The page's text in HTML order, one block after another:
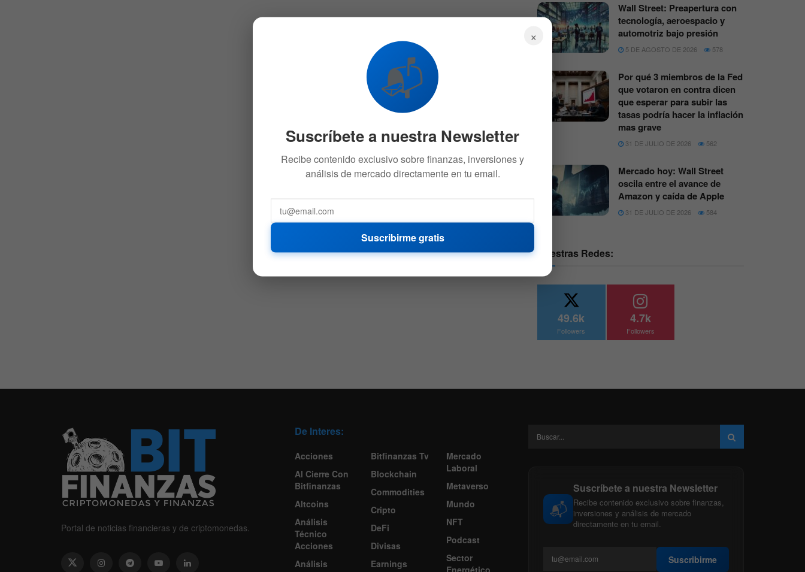
Wall Street: Preapertura con
tecnología, aeroespacio y
automotriz bajo presión
5 DE AGOSTO DE 2026 578
Por qué 3 miembros de la Fed
que votaron en contra dicen
que esperar para subir las
tasas podría hacer la inflación
mas grave
31 DE JULIO DE 2026 562
Mercado hoy: Wall Street
oscila entre el avance de
Amazon y caída de Apple
31 DE JULIO DE 2026 584
Nuestras Redes:
49.6k
Followers
4.7k
Followers
Portal de noticias financieras y de criptomonedas.
De Interes:
Acciones
Al Cierre Con
Bitfinanzas
Altcoins
Análisis
Técnico
Acciones
Análisis
Bitfinanzas Tv
Blockchain
Commodities
Cripto
DeFi
Divisas
Earnings
Mercado
Laboral
Metaverso
Mundo
NFT
Podcast
Sector
Energético
📬
Suscríbete a nuestra Newsletter
Recibe contenido exclusivo sobre finanzas,
inversiones y análisis de mercado
directamente en tu email.
Suscribirme
×
📬
Suscríbete a nuestra Newsletter
Recibe contenido exclusivo sobre finanzas, inversiones y
análisis de mercado directamente en tu email.
Suscribirme gratis